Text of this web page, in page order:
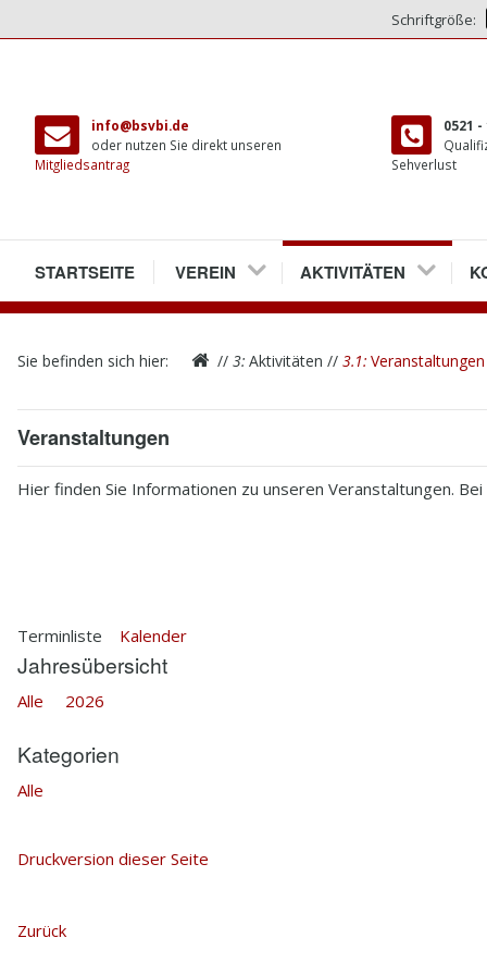
Schriftgröße:
info@bsvbi.de
oder nutzen Sie direkt unseren
Mitgliedsantrag
0521 -
Sehverlust
zum
Inhalt
1
STARTSEITE 2
VEREIN
2.4
SATZUNG
3
AKTIVITÄTEN
3.4
BEHINDERTENBEIRAT
4
Sie befinden sich hier: //3:Aktivitäten //3.1:Veranstaltungen
Veranstaltungen
Hier finden Sie Informationen zu unseren Veranstaltungen.
Terminliste Kalender
Jahresübersicht
Alle 2026
Kategorien
Alle
Druckversion dieser Seite
Zurück